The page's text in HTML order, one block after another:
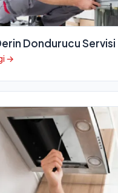
Dondurucu Servisi
→